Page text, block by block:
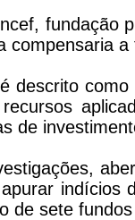
fundação
compensaria
descrito
de
indícios
de sete